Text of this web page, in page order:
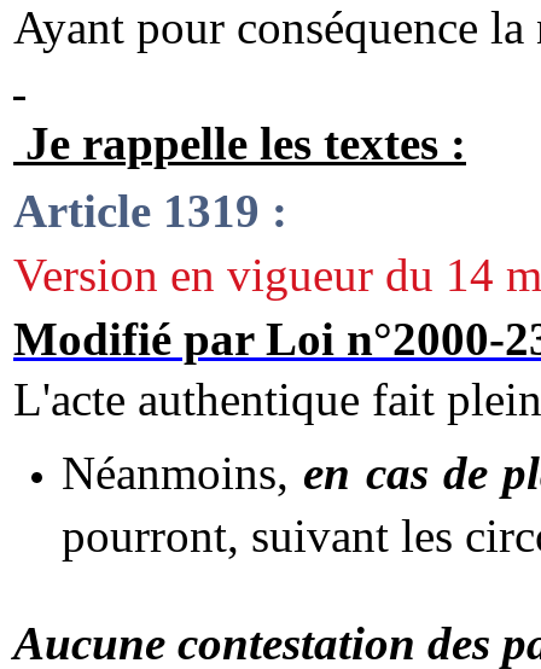
Ayant pour conséquence
Je rappelle les textes :
Article 1319 :
Version en vigueur du 14
Modifié par Loi n°2000-
L'acte authentique fait
Néanmoins, en cas de
pourront, suivant les
Aucune contestation des